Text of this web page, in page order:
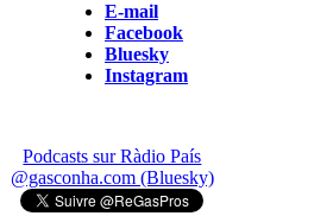
E-mail
Facebook
Bluesky
Instagram
Podcasts sur Ràdio País
@gasconha.com (Bluesky)